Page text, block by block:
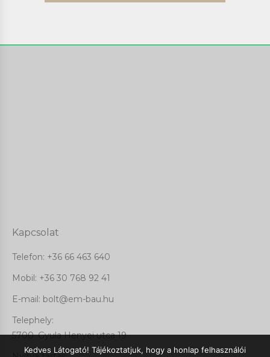
Kapcsolat
Telefon: +36 66 463 640
Mobil: +36 30 768 92 41
E-mail: bolt@em-bau.hu
Telephely:
5700. Gyula Henyei utca 19.
Kedves Látogató! Tájékoztatjuk, hogy a honlap felhasználói